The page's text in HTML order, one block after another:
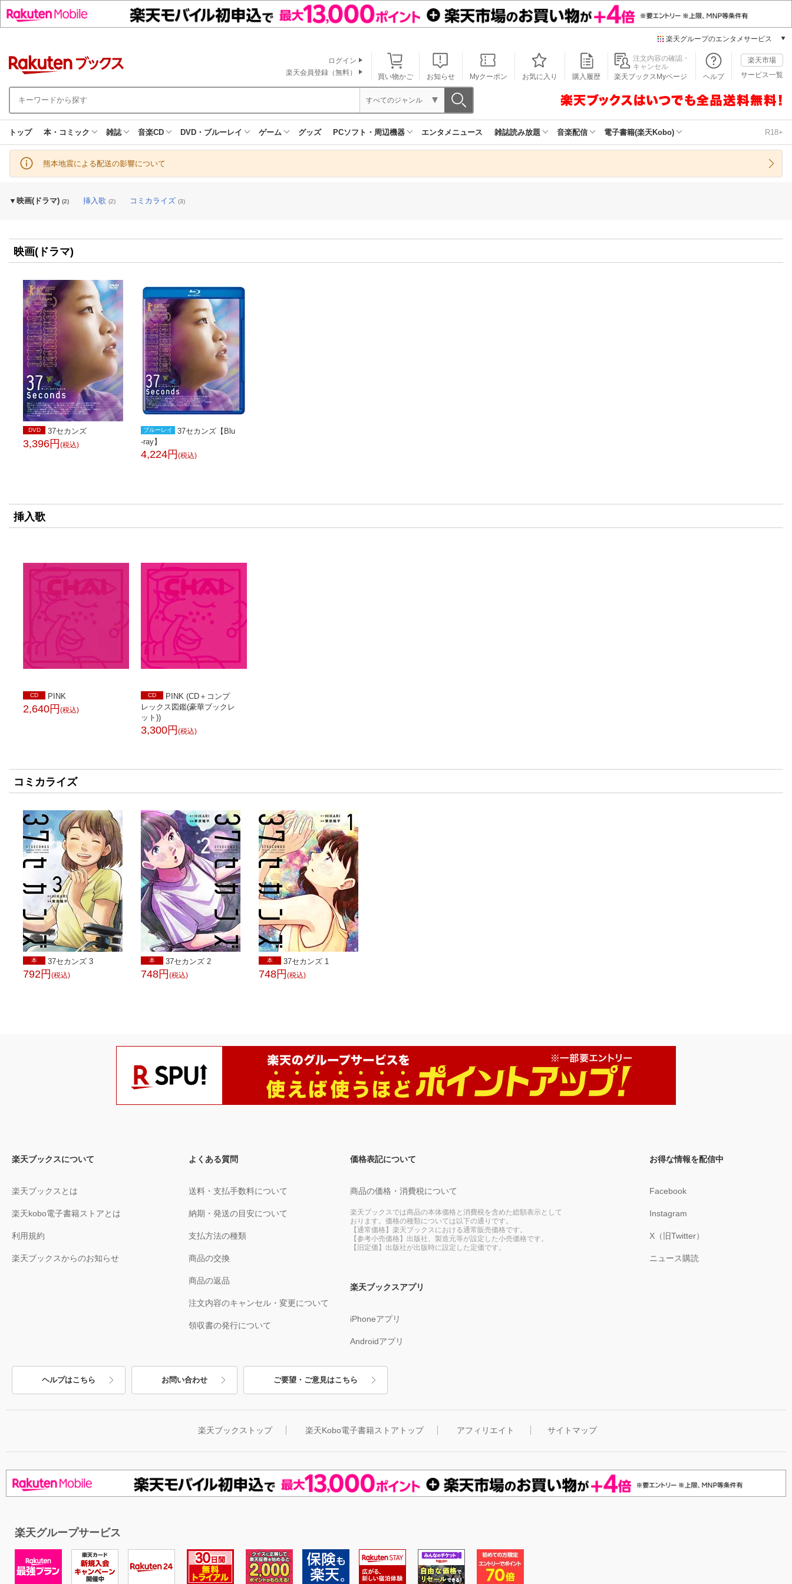
楽天グループのエンタメサービス
本/ゲーム/CD/DVD
楽天ブックス
楽天Kobo
楽天ミュージック
楽天TV
楽天チケット
買い物かご お知らせ Myクーポン お気に入り 購入履歴
注文内容の確認・
キャンセル
楽天ブックスMyページ
ヘルプ
楽天市場
サービス一覧
ログイン
楽天会員登録（無料）
すべてのジャンル
トップ 本・コミック 雑誌 音楽CD DVD・ブルーレイ ゲーム グッズ PCソフト・周辺機器 エンタメニュース 雑誌読み放題 音楽配信 電子書籍(楽天Kobo) R18+
熊本地震による配送の影響について
映画(ドラマ) 2 挿入歌 2 コミカライズ 3
映画(ドラマ)
DVD 37セカンズ
3,396円(税込)
ブルーレイ
37セカンズ【Blu
-ray】
4,224円(税込)
挿入歌
CD PINK
2,640円(税込)
CD
PINK (CD＋コンプ
レックス図鑑(豪華ブックレ
ット))
3,300円(税込)
コミカライズ
本 37セカンズ 3
792円(税込)
本 37セカンズ 2
748円(税込)
本 37セカンズ 1
748円(税込)
楽天ブックスについて
楽天ブックスとは
楽天kobo電子書籍ストアとは
利用規約
楽天ブックスからのお知らせ
よくある質問
送料・支払手数料について
納期・発送の目安について
支払方法の種類
商品の交換
商品の返品
注文内容のキャンセル・変更について
領収書の発行について
価格表記について
商品の価格・消費税について
楽天ブックスでは商品の本体価格と消費税を含めた総額表示として
おります。価格の種類については以下の通りです。
【通常価格】楽天ブックスにおける通常販売価格です。
【参考小売価格】出版社、製造元等が設定した小売価格です。
【旧定価】出版社が出版時に設定した定価です。
楽天ブックスアプリ
iPhoneアプリ
Androidアプリ
お得な情報を配信中
Facebook
Instagram
X（旧Twitter）
ニュース購読
ヘルプはこちら お問い合わせ ご要望・ご意見はこちら
楽天ブックストップ 楽天Kobo電子書籍ストアトップ アフィリエイト サイトマップ
楽天グループサービス